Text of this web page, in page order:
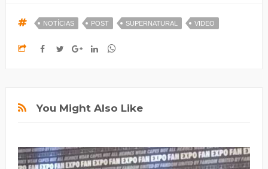
NOTÍCIAS POST SUPERNATURAL VIDEO
You Might Also Like